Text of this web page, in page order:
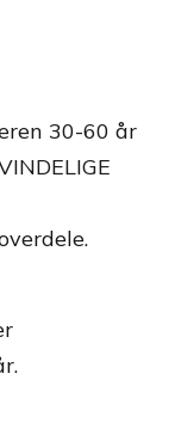
30-60 år